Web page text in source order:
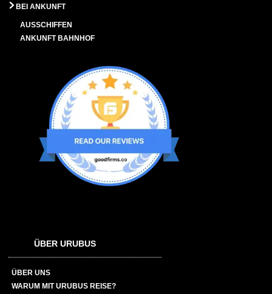
BEI ANKUNFT
AUSSCHIFFEN
ANKUNFT BAHNHOF
ÜBER URUBUS
ÜBER UNS
WARUM MIT URUBUS REISE?